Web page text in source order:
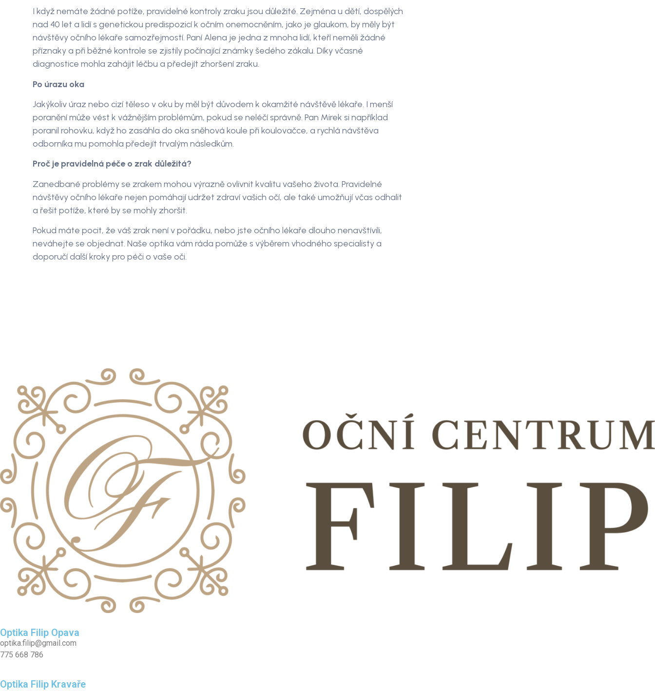
I když nemáte žádné potíže, pravidelné kontroly zraku jsou důležité. Zejména u dětí, dospělých
nad 40 let a lidí s genetickou predispozicí k očním onemocněním, jako je glaukom, by měly být
návštěvy očního lékaře samozřejmostí. Paní Alena je jedna z mnoha lidí, kteří neměli žádné
příznaky a při běžné kontrole se zjistily počínající známky šedého zákalu. Díky včasné
diagnostice mohla zahájit léčbu a předejít zhoršení zraku.
Po úrazu oka
Jakýkoliv úraz nebo cizí těleso v oku by měl být důvodem k okamžité návštěvě lékaře. I menší
poranění může vést k vážnějším problémům, pokud se neléčí správně. Pan Mirek si například
poranil rohovku, když ho zasáhla do oka sněhová koule při koulovačce, a rychlá návštěva
odborníka mu pomohla předejít trvalým následkům.
Proč je pravidelná péče o zrak důležitá?
Zanedbané problémy se zrakem mohou výrazně ovlivnit kvalitu vašeho života. Pravidelné
návštěvy očního lékaře nejen pomáhají udržet zdraví vašich očí, ale také umožňují včas odhalit
a řešit potíže, které by se mohly zhoršit.
Pokud máte pocit, že váš zrak není v pořádku, nebo jste očního lékaře dlouho nenavštívili,
neváhejte se objednat. Naše optika vám ráda pomůže s výběrem vhodného specialisty a
doporučí další kroky pro péči o vaše oči.
Optika Filip Opava
optika.filip@gmail.com
775 668 786
Optika Filip Kravaře